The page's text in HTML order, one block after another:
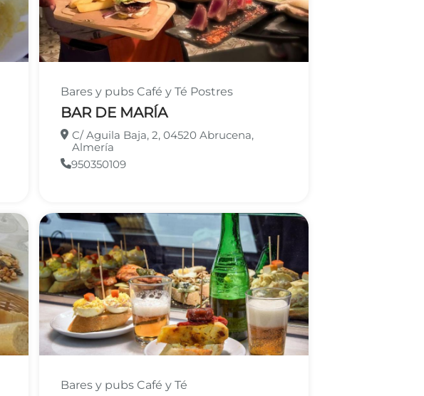
Bares y pubs Café y Té Postres
BAR DE MARÍA
C/ Aguila Baja, 2, 04520 Abrucena,
Almería
950350109
Bares y pubs Café y Té